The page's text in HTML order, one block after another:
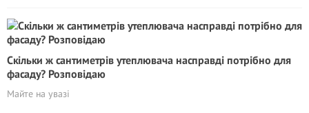
Скільки ж сантиметрів утеплювача насправді потрібно для
фасаду? Розповідаю
Майте на увазі